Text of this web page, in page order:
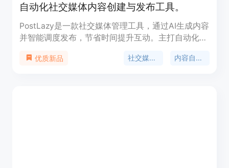
自动化社交媒体内容创建与发布工具。
PostLazy是一款社交媒体管理工具，通过AI生成内容
并智能调度发布，节省时间提升互动。主打自动化社
理效率。
优质新品 社交媒体管理 内容自动化